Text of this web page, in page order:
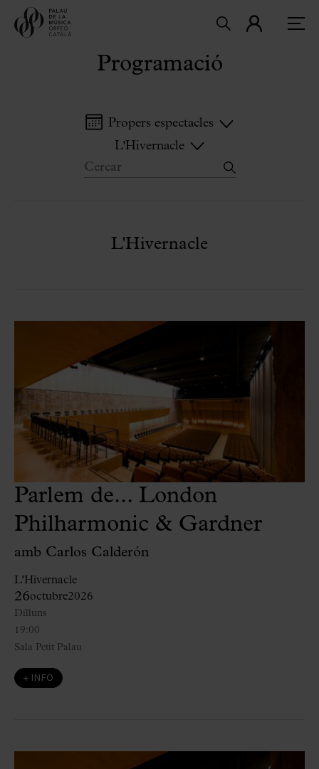
Programació
Propers espectacles
L'Hivernacle
L'Hivernacle
Parlem de... London
Philharmonic & Gardner
amb Carlos Calderón
L'Hivernacle
26octubre2026
19:00
Dilluns
Sala Petit Palau
+ INFO